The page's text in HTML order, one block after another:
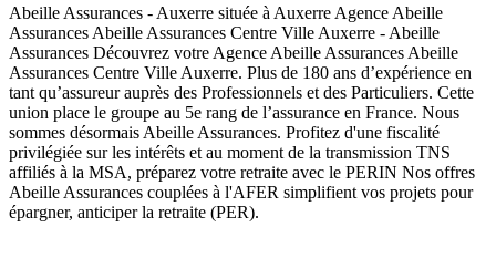
Abeille Assurances - Auxerre située à Auxerre Agence Abeille
Assurances Abeille Assurances Centre Ville Auxerre - Abeille
Assurances Découvrez votre Agence Abeille Assurances Abeille
Assurances Centre Ville Auxerre. Plus de 180 ans d’expérience en
tant qu’assureur auprès des Professionnels et des Particuliers. Cette
union place le groupe au 5e rang de l’assurance en France. Nous
sommes désormais Abeille Assurances. Profitez d'une fiscalité
privilégiée sur les intérêts et au moment de la transmission TNS
affiliés à la MSA, préparez votre retraite avec le PERIN Nos offres
Abeille Assurances couplées à l'AFER simplifient vos projets pour
épargner, anticiper la retraite (PER).